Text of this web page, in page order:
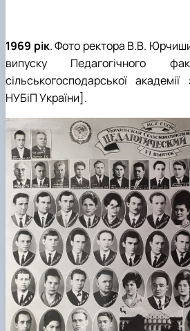
1969 рік. Фото ректора В.В.
випуску Педагогічного
сільськогосподарської
НУБіП України].